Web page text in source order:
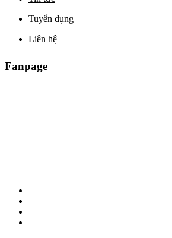
Tuyển dụng
Liên hệ
Fanpage